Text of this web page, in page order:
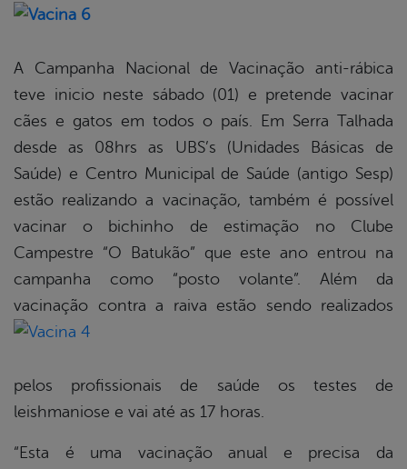
A Campanha Nacional de Vacinação anti-rábica
teve inicio neste sábado (01) e pretende vacinar
cães e gatos em todos o país. Em Serra Talhada
desde as 08hrs as UBS’s (Unidades Básicas de
Saúde) e Centro Municipal de Saúde (antigo Sesp)
estão realizando a vacinação, também é possível
vacinar o bichinho de estimação no Clube
Campestre “O Batukão” que este ano entrou na
campanha como “posto volante”. Além da
vacinação contra a raiva estão sendo realizados
pelos profissionais de saúde os testes de
leishmaniose e vai até as 17 horas.
“Esta é uma vacinação anual e precisa da